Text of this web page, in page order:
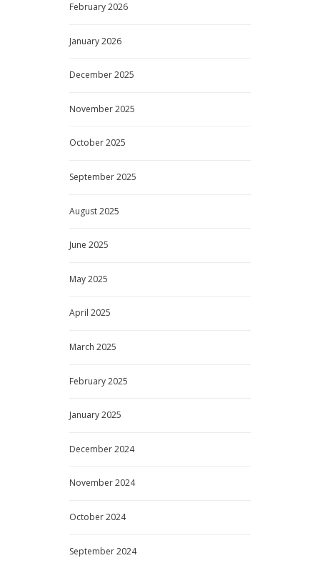
February2026
January2026
December2025
November2025
October2025
September2025
August2025
June 2025
May2025
April 2025
March 2025
February2025
January2025
December2024
November2024
October2024
September2024